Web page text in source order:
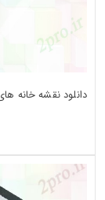
دانلود نقشه خانه های سه